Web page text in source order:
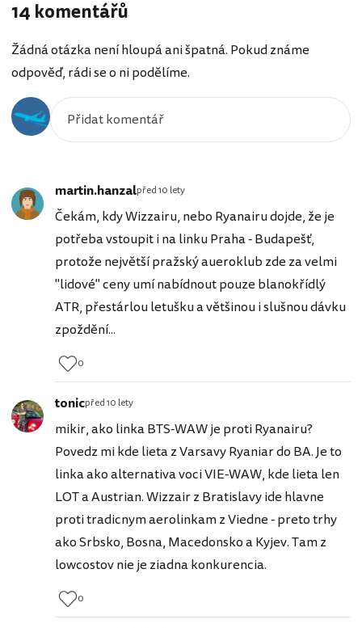
14 komentářů
Žádná otázka není hloupá ani špatná. Pokud známe
odpověď, rádi se o ni podělíme.
martin.hanzalpřed 10 lety
Čekám, kdy Wizzairu, nebo Ryanairu dojde, že je
potřeba vstoupit i na linku Praha - Budapešť,
protože největší pražský aueroklub zde za velmi
"lidové" ceny umí nabídnout pouze blanokřídlý
ATR, přestárlou letušku a většinou i slušnou dávku
zpoždění...
0
tonicpřed 10 lety
mikir, ako linka BTS-WAW je proti Ryanairu?
Povedz mi kde lieta z Varsavy Ryaniar do BA. Je to
linka ako alternativa voci VIE-WAW, kde lieta len
LOT a Austrian. Wizzair z Bratislavy ide hlavne
proti tradicnym aerolinkam z Viedne - preto trhy
ako Srbsko, Bosna, Macedonsko a Kyjev. Tam z
lowcostov nie je ziadna konkurencia.
0